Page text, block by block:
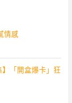
情感
】「開盒爆卡」狂